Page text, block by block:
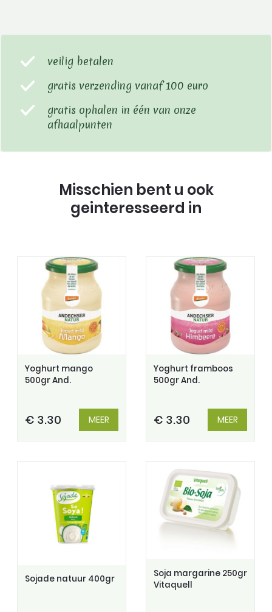
veilig betalen
gratis verzending vanaf 100 euro
gratis ophalen in één van onze
afhaalpunten
Misschien bent u ook
geinteresseerd in
Yoghurt mango
500gr And.
€ 3.30 MEER
Yoghurt framboos
500gr And.
€ 3.30 MEER
Sojade natuur 400gr
Soja margarine 250gr
Vitaquell